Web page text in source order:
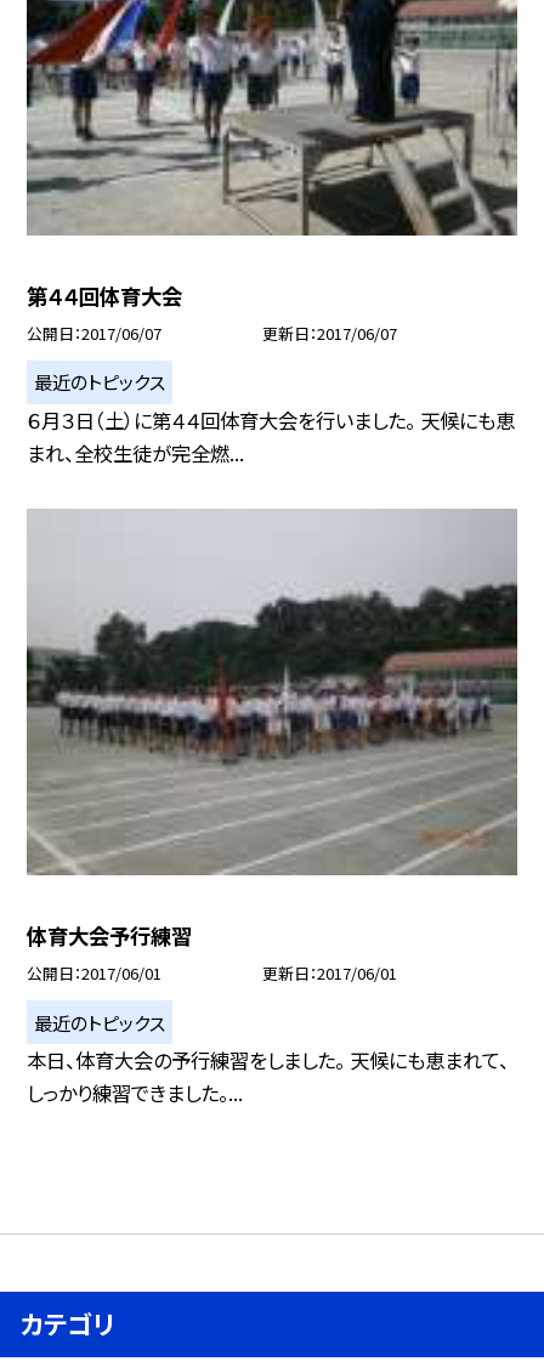
第４４回体育大会
公開日 2017/06/07 更新日 2017/06/07
最近のトピックス
６月３日（土）に第４４回体育大会を行いました。 天候にも恵
まれ、全校生徒が完全燃...
体育大会予行練習
公開日 2017/06/01 更新日 2017/06/01
最近のトピックス
本日、体育大会の予行練習をしました。 天候にも恵まれて、
しっかり練習できました。...
カテゴリ